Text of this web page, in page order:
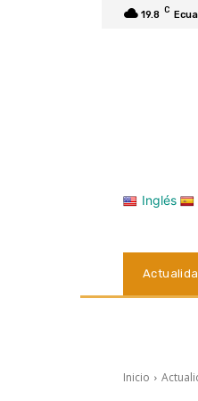
19.8 C
Inglés
Inicio